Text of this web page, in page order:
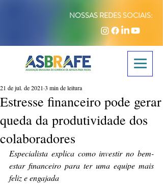
NOSSAS REDES SOCIAIS:
Estresse financeiro pode gerar
queda da produtividade dos
colaboradores
21 de jul. de 2021 3 min de leitura
Especialista explica como investir no bem-
estar financeiro para ter uma equipe mais
feliz e engajada